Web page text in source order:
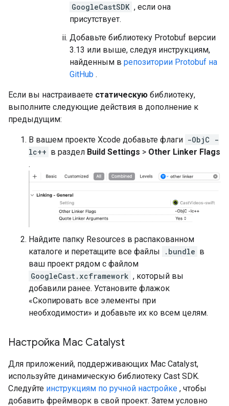
GoogleCastSDK , если она
присутствует.
Добавьте библиотеку Protobuf версии
3.13 или выше, следуя инструкциям,
найденным в репозитории Protobuf на
GitHub .
Если вы настраиваете статическую библиотеку,
выполните следующие действия в дополнение к
предыдущим:
В вашем проекте Xcode добавьте флаги -ObjC -
lc++ в раздел Build Settings > Other Linker Flags
.
Найдите папку Resources в распакованном
каталоге и перетащите все файлы
.bundle в
ваш проект рядом с файлом
GoogleCast.xcframework , который вы
добавили ранее. Установите флажок
«Скопировать все элементы при
необходимости» и добавьте их ко всем целям.
Настройка Mac Catalyst
Для приложений, поддерживающих Mac Catalyst,
используйте динамическую библиотеку Cast SDK.
Следуйте инструкциям по ручной настройке , чтобы
добавить фреймворк в свой проект. Затем условно